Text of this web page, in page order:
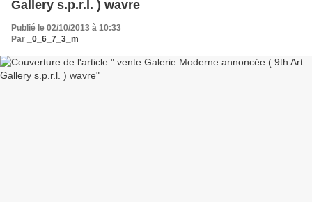
Gallery s.p.r.l. ) wavre
Publié le 02/10/2013 à 10:33
Par
_0_6_7_3_m